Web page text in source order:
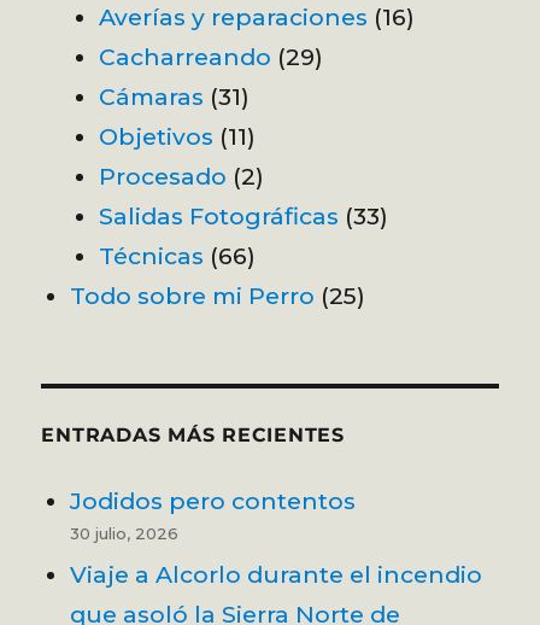
Averías y reparaciones (16)
Cacharreando (29)
Cámaras (31)
Objetivos (11)
Procesado (2)
Salidas Fotográficas (33)
Técnicas (66)
Todo sobre mi Perro (25)
ENTRADAS MÁS RECIENTES
Jodidos pero contentos
30 julio, 2026
Viaje a Alcorlo durante el incendio
que asoló la Sierra Norte de